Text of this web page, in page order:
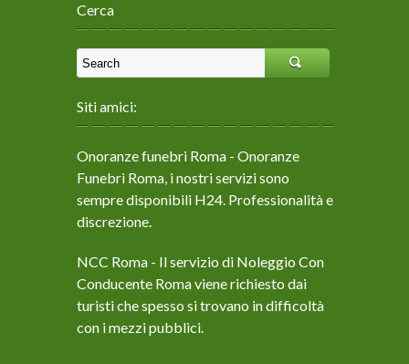
Cerca
Siti amici:
Onoranze funebri Roma - Onoranze
Funebri Roma, i nostri servizi sono
sempre disponibili H24. Professionalità e
discrezione.
NCC Roma - Il servizio di Noleggio Con
Conducente Roma viene richiesto dai
turisti che spesso si trovano in difficoltà
con i mezzi pubblici.